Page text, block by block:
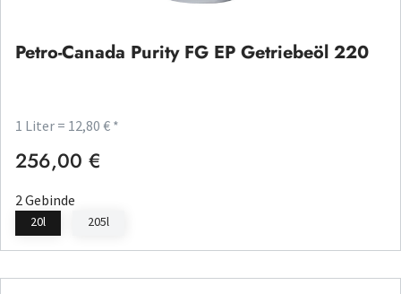
Petro-Canada Purity FG EP Getriebeöl 220
1 Liter = 12,80 € *
Regulärer Preis:
256,00 €
2 Gebinde
20l 205l